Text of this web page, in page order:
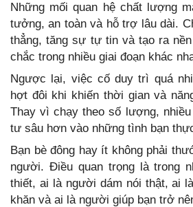
Những mối quan hệ chất lượng
tưởng, an toàn và hỗ trợ lâu dài.
thẳng, tăng sự tự tin và tạo ra
chắc trong nhiều giai đoạn khác
Ngược lại, việc cố duy trì quá
hợt đôi khi khiến thời gian và
Thay vì chạy theo số lượng,
tư sâu hơn vào những tình bạn
Bạn bè đông hay ít không phải
người. Điều quan trọng là trong
thiết, ai là người dám nói thật, ai
khăn và ai là người giúp bạn trở